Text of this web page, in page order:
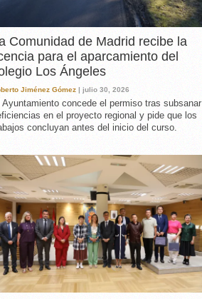
Comunidad de Madrid recibe la
para el aparcamiento del
Los Ángeles
Jiménez Gómez | julio 30, 2026
Ayuntamiento concede el permiso tras subsanar
en el proyecto regional y pide que los
concluyan antes del inicio del curso.